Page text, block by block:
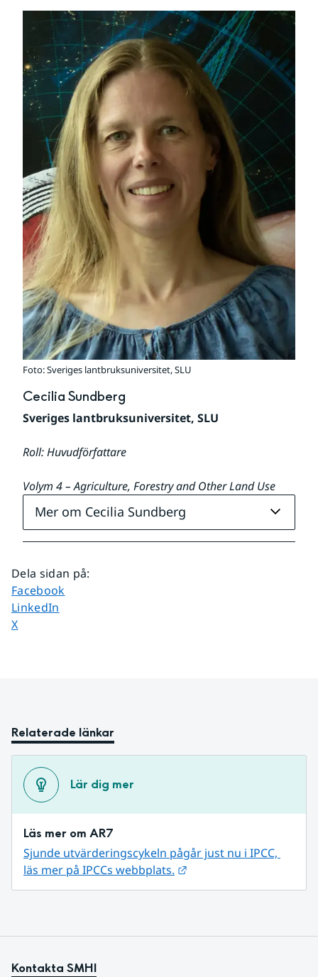
Foto: Sveriges lantbruksuniversitet, SLU
Cecilia Sundberg
Sveriges lantbruksuniversitet, SLU
Roll: Huvudförfattare
Volym 4 – Agriculture, Forestry and Other Land Use
Mer om Cecilia Sundberg
Dela sidan på:
Dela sidan på
Facebook
Dela sidan på
LinkedIn
Dela sidan på
X
Relaterade länkar
Lär dig mer
Läs mer om AR7
Sjunde utvärderingscykeln pågår just nu i IPCC,
läs mer på IPCCs webbplats.
Kontakta SMHI